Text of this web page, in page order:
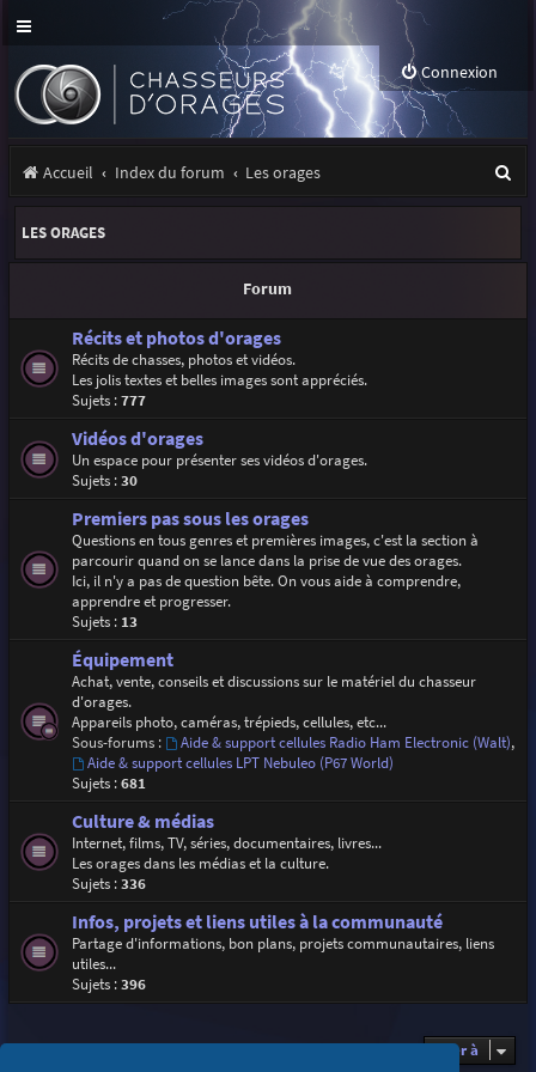
Connexion
Accueil Index du forum Les orages
e
e
LES ORAGES
Forum
Récits et photos d'orages
Récits de chasses, photos et vidéos.
Les jolis textes et belles images sont appréciés.
Sujets :777
Vidéos d'orages
Un espace pour présenter ses vidéos d'orages.
Sujets :30
Premiers pas sous les orages
Questions en tous genres et premières images, c'est la section à
parcourir quand on se lance dans la prise de vue des orages.
Ici, il n'y a pas de question bête. On vous aide à comprendre,
apprendre et progresser.
Sujets : 13
Équipement
Achat, vente, conseils et discussions sur le matériel du chasseur
d'orages.
Appareils photo, caméras, trépieds, cellules, etc...
Sous-forums :
Aide & support cellules Radio Ham Electronic (Walt),
Aide & support cellules LPT Nebuleo (P67 World)
Sujets :681
Culture & médias
Internet, films, TV, séries, documentaires, livres...
Les orages dans les médias et la culture.
Sujets :336
Infos, projets et liens utiles à la communauté
Partage d'informations, bon plans, projets communautaires, liens
utiles...
Sujets :396
Aller à